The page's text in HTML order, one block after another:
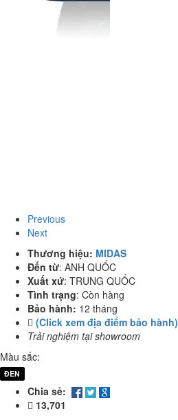
Previous
Next
Thương hiệu: MIDAS
Đến từ: ANH QUỐC
Xuất xứ: TRUNG QUỐC
Tình trạng: Còn hàng
Bảo hành: 12 tháng
(Click xem địa điểm bảo hành)
Trải nghiệm tại showroom
Màu sắc:
ĐEN
Chia sẻ:
13,701